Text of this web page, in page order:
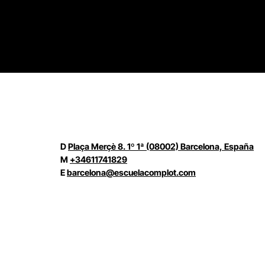
DPlaça Merçè 8. 1º 1ª (08002) Barcelona, España
M +34611741829
Ebarcelona@escuelacomplot.com